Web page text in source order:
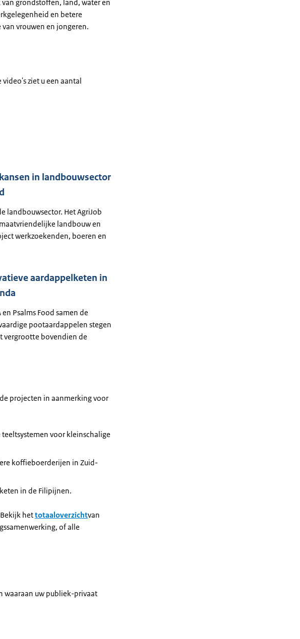
grondstoffen, land, water en
en betere
vrouwen en jongeren.
ziet u een aantal
in landbouwsector
landbouwsector. Het AgriJob
landbouw en
werkzoekenden, boeren en
aardappelketen in
Psalms Food samen de
pootaardappelen stegen
vergrootte bovendien de
projecten in aanmerking voor
voor kleinschalige
koffieboerderijen in Zuid-
in de Filipijnen.
hettotaaloverzichtvan
of alle
waaraan uw publiek-privaat